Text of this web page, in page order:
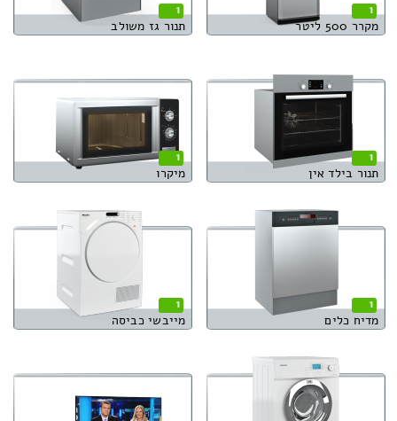
1
מקרר 500 ליטר
1
תנור גז משולב
1
תנור בילד אין
1
מיקרו
1
מדיח כלים
1
מייבשי כביסה